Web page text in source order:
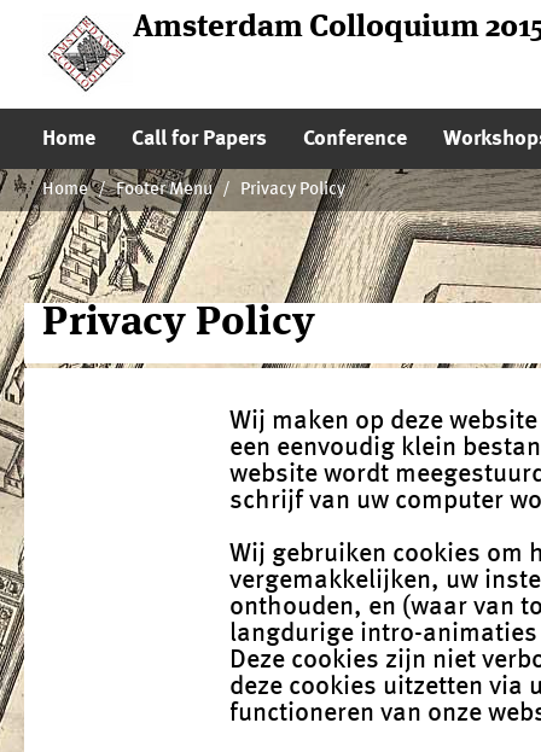
Amsterdam Colloquium
Main Page Navigation
Home Call for Papers Conference
Home / Footer Menu / Privacy Policy
Privacy Policy
Wij maken op deze
een eenvoudig klein
website wordt
schrijf van uw computer
Wij gebruiken cookies om
vergemakkelijken, uw
onthouden, en (waar van
langdurige intro-
Deze cookies zijn niet
deze cookies uitzetten via
functioneren van onze